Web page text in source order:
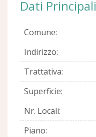
Dati Principali
Comune:
Indirizzo:
Trattativa:
Superficie:
Nr. Locali:
Piano: